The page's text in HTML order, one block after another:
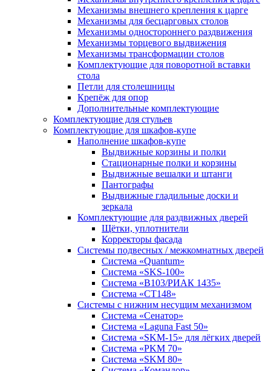
Механизмы внешнего крепления к царге
Механизмы для бесцарговых столов
Механизмы одностороннего раздвижения
Механизмы торцевого выдвижения
Механизмы трансформации столов
Комплектующие для поворотной вставки
стола
Петли для столешницы
Крепёж для опор
Дополнительные комплектующие
Комплектующие для стульев
Комплектующие для шкафов-купе
Наполнение шкафов-купе
Выдвижные корзины и полки
Стационарные полки и корзины
Выдвижные вешалки и штанги
Пантографы
Выдвижные гладильные доски и
зеркала
Комплектующие для раздвижных дверей
Щётки, уплотнители
Корректоры фасада
Системы подвесных / межкомнатных дверей
Система «Quantum»
Система «SKS-100»
Система «B103/РИАК 1435»
Система «СТ148»
Системы с нижним несущим механизмом
Система «Сенатор»
Система «Laguna Fast 50»
Система «SKM-15» для лёгких дверей
Система «PKM 70»
Система «SKM 80»